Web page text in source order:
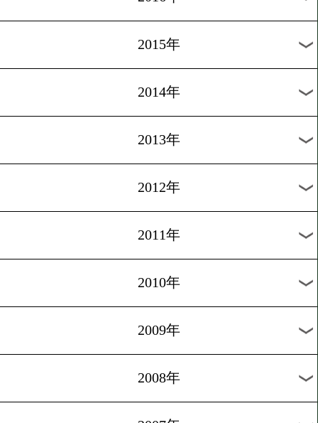
2023年
2022年
2020年
2018年